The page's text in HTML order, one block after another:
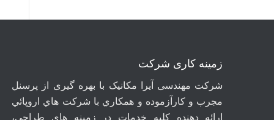
زمینه کاری شرکت
شرکت مهندسی آيرا مکانيک با بهره گیری از پرسنل
مجرب و کارآزموده و همکاري با شرکت هاي اروپائي
ارائه دهنده کلیه خدمات در زمينه هاي طراحي،